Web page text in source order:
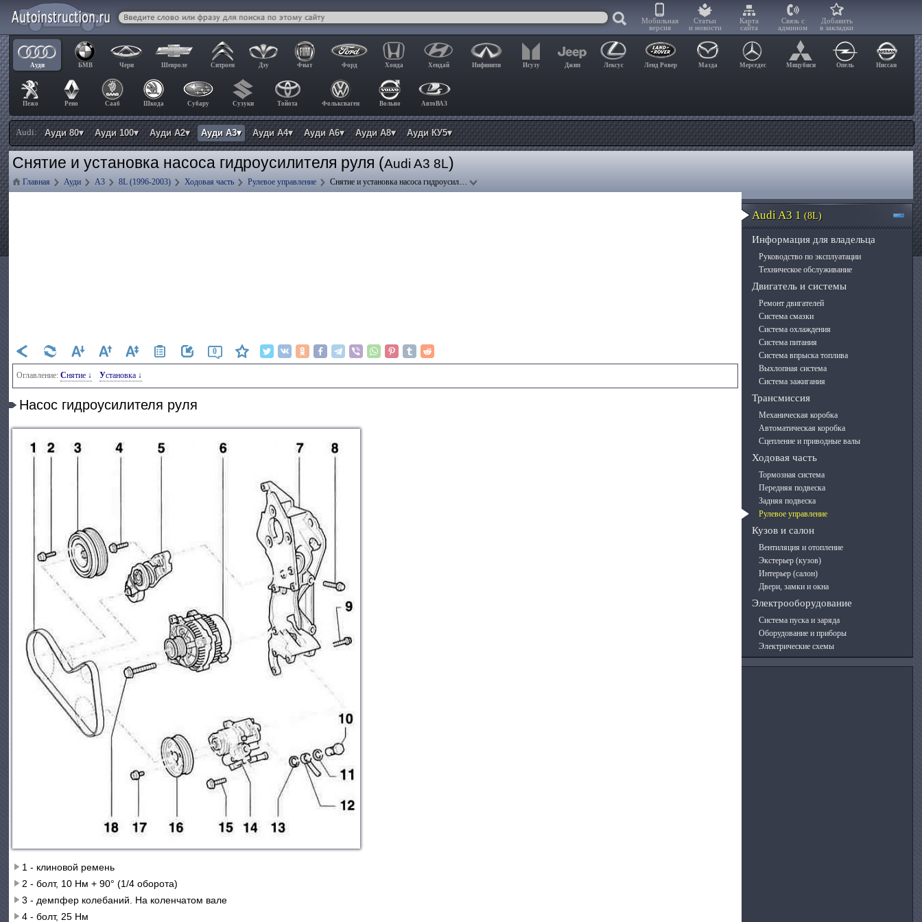
Мобильная
версия
Статьи
и новости
Карта
сайта
Связь с
админом
Добавить
в закладки
Ауди БМВ Чери Шевроле Ситроен Дэу Фиат Форд Хонда Хендай Инфинити Исузу Джип Лексус Ленд Ровер Мазда Мерседес Мицубиси Опель Ниссан
Пежо Рено Сааб Шкода Субару Сузуки Тойота Фольксваген Вольво АвтоВАЗ
Audi: Ауди 80▾ Ауди 100▾ Ауди А2▾ Ауди А3▾ Ауди А4▾ Ауди А6▾ Ауди А8▾ Ауди КУ5▾
Снятие и установка насоса гидроусилителя руля (Audi A3 8L)
Главная Ауди А3 8L (1996-2003) Ходовая часть Рулевое управление Снятие и установка насоса гидроусил…
0
Оглавление: Снятие ↓ Установка ↓
Насос гидроусилителя руля
1 - клиновой ремень
2 - болт, 10 Нм + 90° (1/4 оборота)
3 - демпфер колебаний. На коленчатом вале
4 - болт, 25 Нм
Audi A3 1 (8L)
Информация для владельца
Руководство по эксплуатации
Техническое обслуживание
Двигатель и системы
Ремонт двигателей
Система смазки
Система охлаждения
Система питания
Система впрыска топлива
Выхлопная система
Система зажигания
Трансмиссия
Механическая коробка
Автоматическая коробка
Сцепление и приводные валы
Ходовая часть
Тормозная система
Передняя подвеска
Задняя подвеска
Рулевое управление
Кузов и салон
Вентиляция и отопление
Экстерьер (кузов)
Интерьер (салон)
Двери, замки и окна
Электрооборудование
Система пуска и заряда
Оборудование и приборы
Электрические схемы